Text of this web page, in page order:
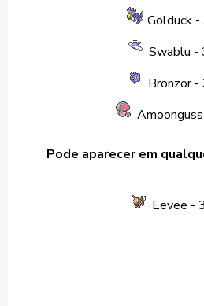
Golduck -
Swablu -
Bronzor -
Amoonguss
Pode aparecer em
Eevee -